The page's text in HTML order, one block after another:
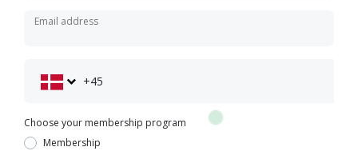
Email address
+45
Choose your membership program
Membership